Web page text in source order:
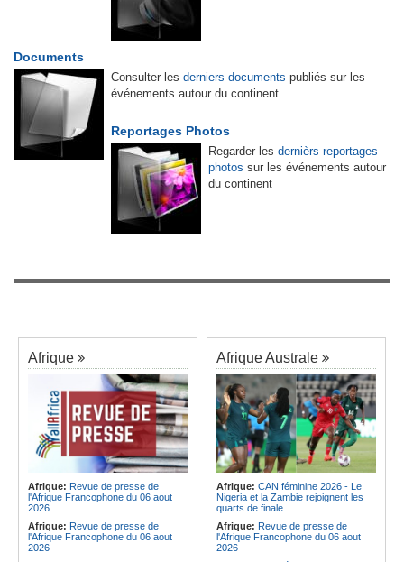
Documents
Consulter les derniers documents publiés sur les
événements autour du continent
Reportages Photos
Regarder les dernièrs reportages
photos sur les événements autour
du continent
Afrique
Afrique: Revue de presse de
l'Afrique Francophone du 06 aout
2026
Afrique: Revue de presse de
l'Afrique Francophone du 06 aout
2026
Afrique Australe
Afrique: CAN féminine 2026 - Le
Nigeria et la Zambie rejoignent les
quarts de finale
Afrique: Revue de presse de
l'Afrique Francophone du 06 aout
2026